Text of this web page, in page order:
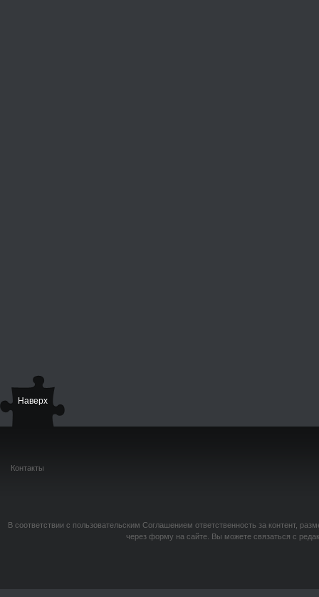
Наверх
Контакты
В соответствии с пользовательским Соглашением ответственность за контент,
через форму на сайте. Вы можете связаться с